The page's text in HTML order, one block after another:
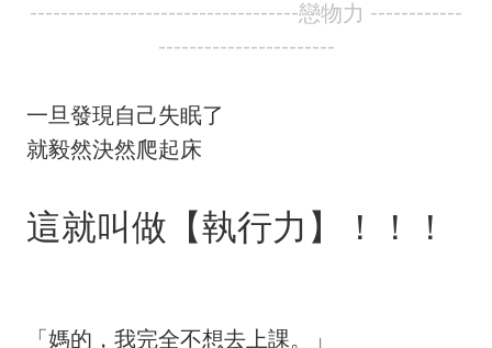
-----------------------------------戀物力 ------------
-----------------------
一旦發現自己失眠了
就毅然決然爬起床
這就叫做【執行力】！！！
「媽的，我完全不想去上課。」